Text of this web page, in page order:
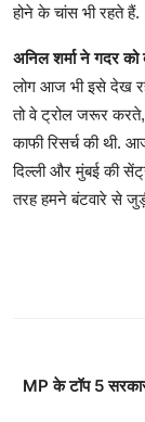
होने के चांस भी रहते हैं.
अनिल शर्मा ने गदर को
लोग आज भी इसे देख
तो वे ट्रोल जरूर
काफी रिसर्च की थी.
दिल्ली और मुंबई की
तरह हमने बंटवारे से
MP के टॉप 5